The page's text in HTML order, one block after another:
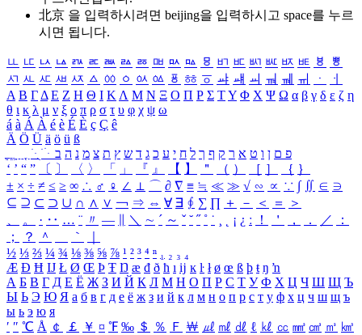
北京 을 입력하시려면 beijing을 입력하시고 space를 누르
시면 됩니다.
ㅥ ㅦ ㅧ ㅨ ㅩ ㅪ ㅫ ㅬ ㅭ ㅮ ㅯ ㅰ ㅱ ㅲ ㅳ ㅴ ㅵ ㅶ ㅷ ㅸ
ㅹ
ㅺ ㅻ ㅼ ㅽ ㅾ ㅿ ㆀ ㆁ ㆂ ㆃ ㆄ ㆅ ㆆ ㆇ ㆈ ㆉ ㆊ ㆋ ㆌ ㆍ
ㆎ
Α Β ΓΔ Ε Ζ Η Θ Ι ΚΛ Μ Ν Ξ Ο Π Ρ Σ ΤΥ Φ Χ Ψ Ω α β γ δ ε ζ η
θ ι κ λ μ ν ξ ο π ρ σ τ υ φ χ ψ ω
á à Á À é è É È ç Ç ê
Ä Ö Ü ä ö ü ß
ִֶֹ ֻּ ׁׂ פ ם ן ו ט א ר ק ף ך ל ח י ע כ ג ד ש ץ ת צ מ נ ה ב
‘ ’ “ ” 〔 〕 〈 〉 「 」 『 』 【 】 ＂ （ ） ［ ］ ｛ ｝
± × ÷ ≠ ≤ ≥ ∞ ∴ ♂ ♀ ∠ ⊥ ⌒ ∂ ∇ ≡ ≒ ≪ ≫ √ ∽ ∝ ∵ ∫ ∬ ∈ ∋
⊆ ⊇ ⊂ ⊃ ∪ ∩ ∧ ∨ ￢ ⇒ ⇔ ∀ ∃ ∮ ∑ ∏ ＋ － ＜ ＝
＞
、
。 · ‥ … ¨ 〃 ― ＼ ∼ ´ ～ ˇ ˘ ˝ ˚ ˙ ¸ ¡ ¿ ː ！ ＇ ， ． ／
：
；
？ ＾ ｀
½ ⅓ ⅔ ¼ ¾ ⅛ ⅜ ⅝ ⅞ ¹ ² ³ ⁴ ⁿ ₁ ₂ ₃ ₄
Æ Ð Ħ Ĳ Ł Ø Œ Þ Ŧ Ŋ æ đ ð ħ ı ĳ ĸ ŀ ł ø œ ß þ ŧ ŋ ŉ
А Б В Г Д Е Ё Ж З И Й К Л М Н О П Р С Т У Ф Х Ц Ч Ш Щ Ъ
Ы Ь Э Ю Я а б в г д е ё ж з и й к л м н о п р с т у ф х ц ч ш щ ъ
ы ь э ю я
′ ″ ℃ Å ￠ ￡ ￥ ¤ ℉ ‰ ＄ ％ Ｆ ￦ ㎕ ㎖ ㎗ ℓ ㎘ ㏄ ㎣ ㎤ ㎥ ㎦